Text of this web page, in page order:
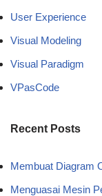
User Experience
Visual Modeling
Visual Paradigm
VPasCode
Recent Posts
Membuat Diagram
Menguasai Mesin